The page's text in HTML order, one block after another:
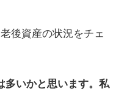
後資産の状況をチェ
多いかと思います。私